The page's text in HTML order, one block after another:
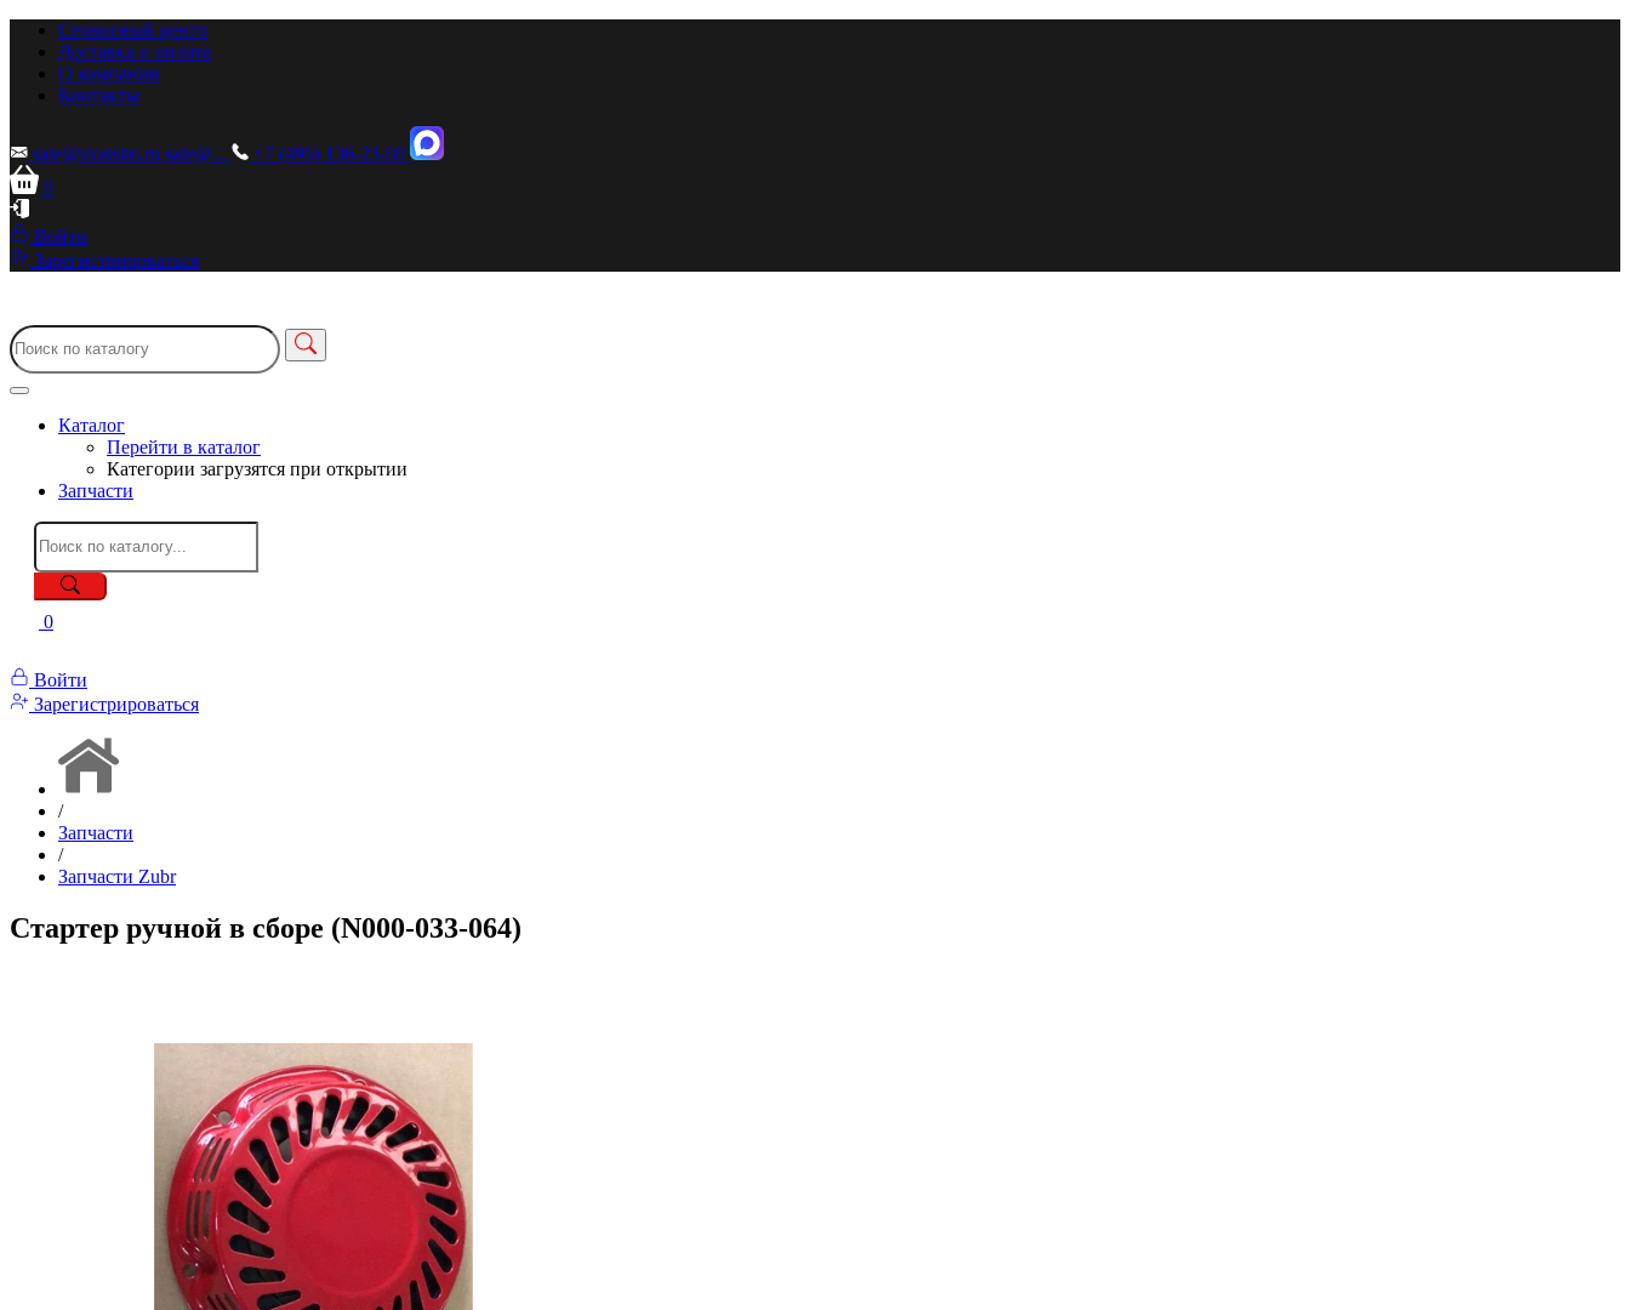
Сервисный центр
Доставка и оплата
О компании
Контакты
sale@zionstm.ru sale@...
+7 (495) 136-23-00
0
Войти
Зарегистрироваться
Каталог
Перейти в каталог
Категории загрузятся при открытии
Запчасти
0
Войти
Зарегистрироваться
/
Запчасти
/
Запчасти Zubr
Стартер ручной в сборе (N000-033-064)